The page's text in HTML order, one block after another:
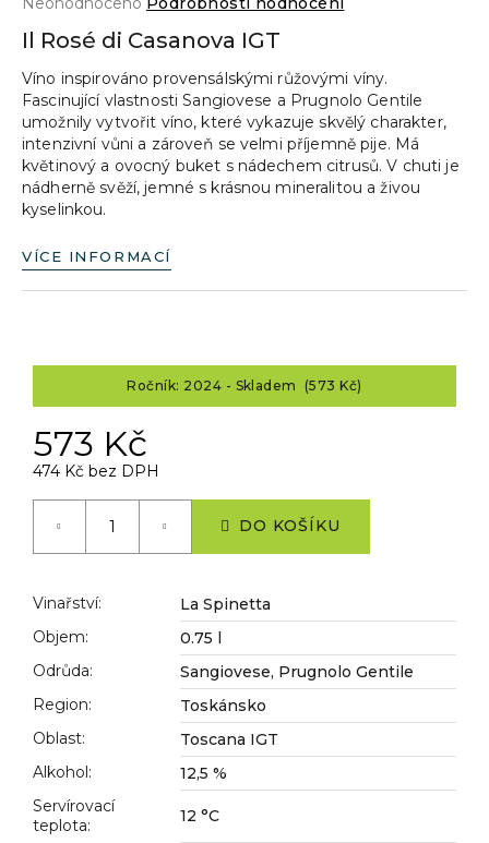
produktu
0,0
z
5
hvězdiček.
Il Rosé di Casanova IGT
Víno inspirováno provensálskými růžovými víny.
Fascinující vlastnosti Sangiovese a Prugnolo Gentile
umožnily vytvořit víno, které vykazuje skvělý charakter,
intenzivní vůni a zároveň se velmi příjemně pije. Má
květinový a ovocný buket s nádechem citrusů. V chuti je
nádherně svěží, jemné s krásnou mineralitou a živou
kyselinkou.
VÍCE INFORMACÍ
Ročník: 2024 - Skladem (573 Kč)
573 Kč
474 Kč bez DPH
DO KOŠÍKU
Vinařství:
La Spinetta
Objem:
0.75 l
Odrůda:
Sangiovese, Prugnolo Gentile
Region:
Toskánsko
Oblast:
Toscana IGT
Alkohol:
12,5 %
Servírovací
teplota: 12 °C
a
j
í
t
?
HLEDAT
o
u
e